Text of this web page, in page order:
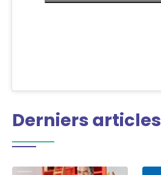
Derniers articles